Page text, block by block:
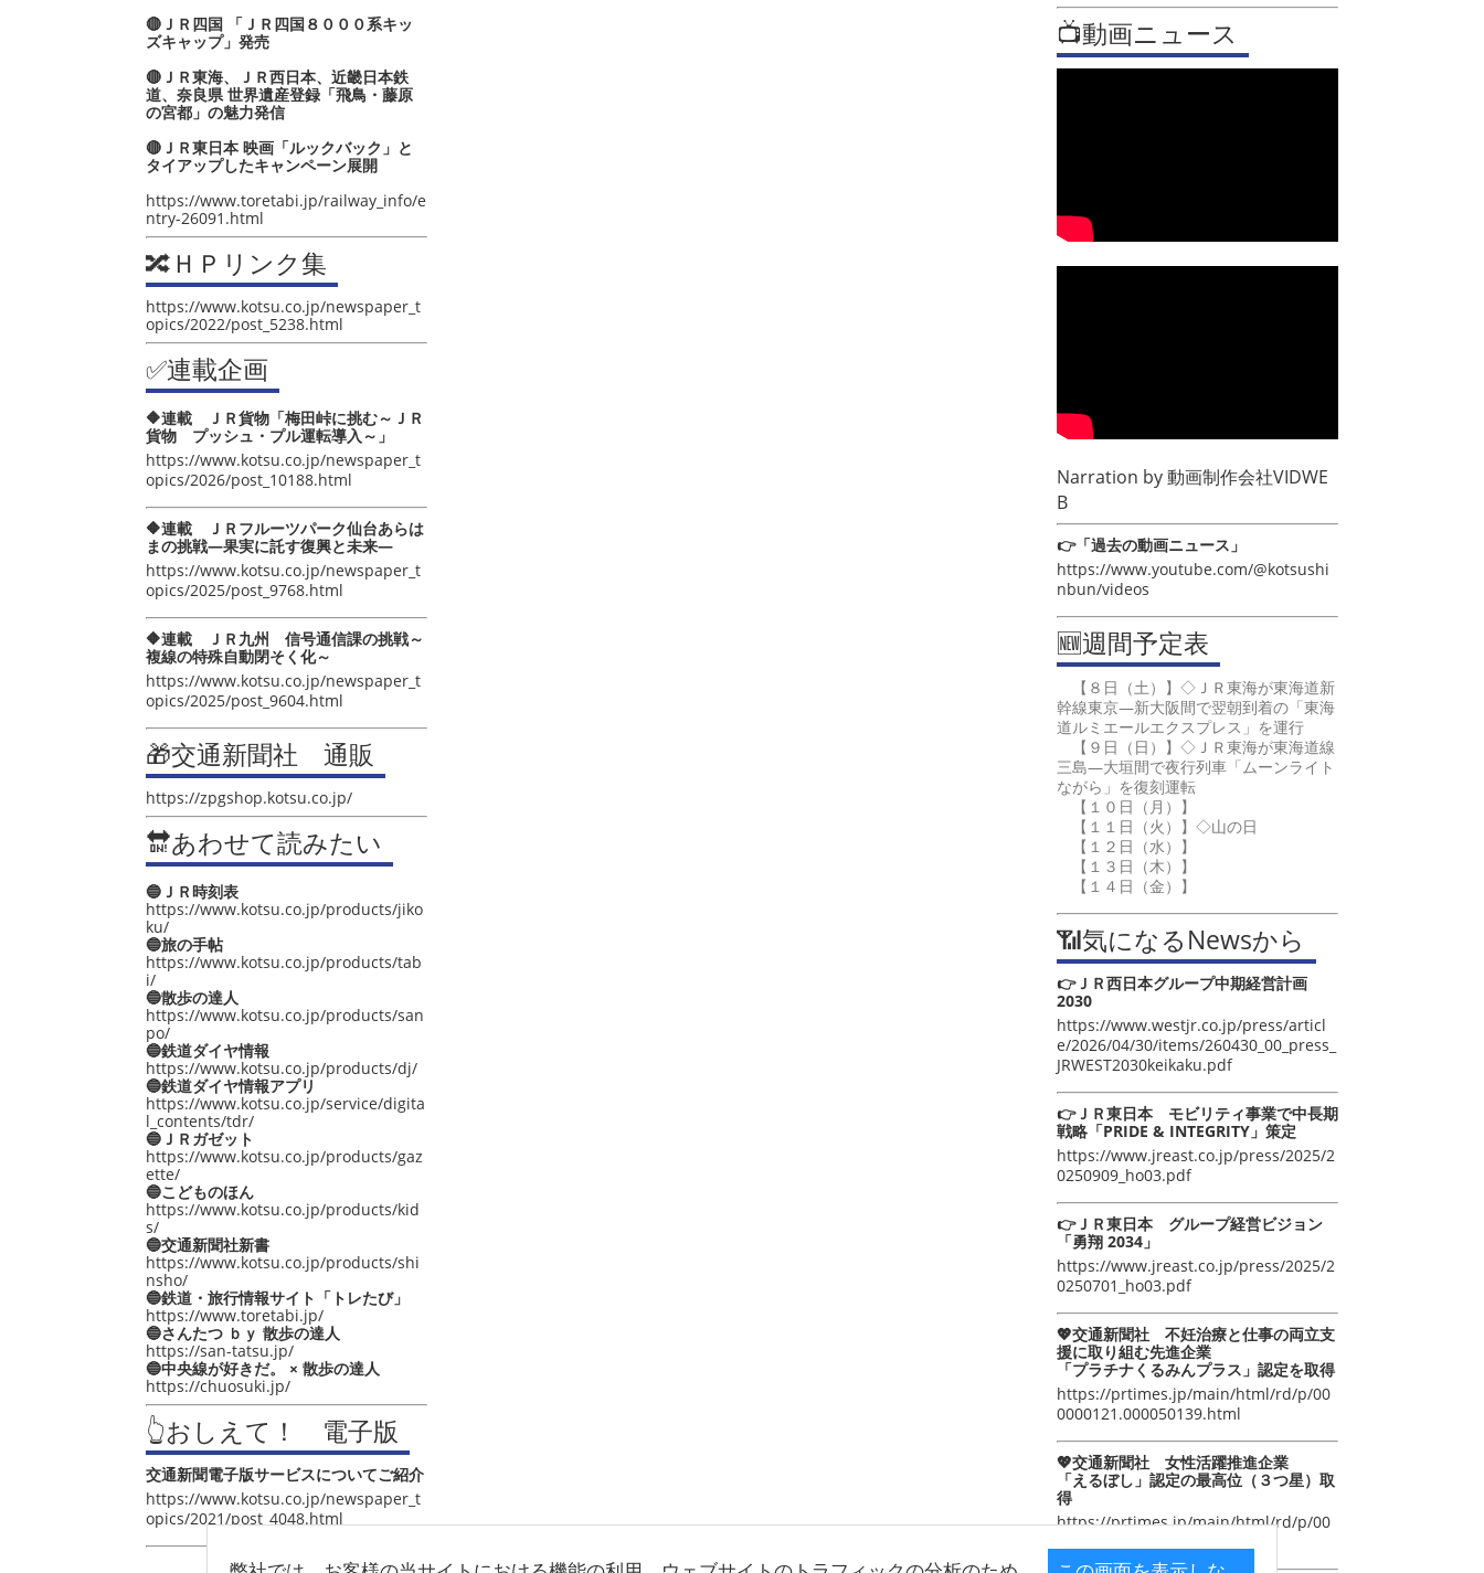
🔴ＪＲ四国 「ＪＲ四国８０００系キッ
ズキャップ」発売
🔴ＪＲ東海、ＪＲ西日本、近畿日本鉄
道、奈良県 世界遺産登録「飛鳥・藤原
の宮都」の魅力発信
🔴ＪＲ東日本 映画「ルックバック」と
タイアップしたキャンペーン展開
https://www.toretabi.jp/railway_info/e
ntry-26091.html
🔀ＨＰリンク集
https://www.kotsu.co.jp/newspaper_t
opics/2022/post_5238.html
✅連載企画
🔶連載 ＪＲ貨物「梅田峠に挑む～ＪＲ
貨物 プッシュ・プル運転導入～」
https://www.kotsu.co.jp/newspaper_t
opics/2026/post_10188.html
🔶連載 ＪＲフルーツパーク仙台あらは
まの挑戦―果実に託す復興と未来―
https://www.kotsu.co.jp/newspaper_t
opics/2025/post_9768.html
🔶連載 ＪＲ九州 信号通信課の挑戦～
複線の特殊自動閉そく化～
https://www.kotsu.co.jp/newspaper_t
opics/2025/post_9604.html
🎁交通新聞社 通販
https://zpgshop.kotsu.co.jp/
🔛あわせて読みたい
🔵ＪＲ時刻表
https://www.kotsu.co.jp/products/jiko
ku/
🔵旅の手帖
https://www.kotsu.co.jp/products/tab
i/
🔵散歩の達人
https://www.kotsu.co.jp/products/san
po/
🔵鉄道ダイヤ情報
https://www.kotsu.co.jp/products/dj/
🔵鉄道ダイヤ情報アプリ
https://www.kotsu.co.jp/service/digita
l_contents/tdr/
🔵ＪＲガゼット
https://www.kotsu.co.jp/products/gaz
ette/
🔵こどものほん
https://www.kotsu.co.jp/products/kid
s/
🔵交通新聞社新書
https://www.kotsu.co.jp/products/shi
nsho/
🔵鉄道・旅行情報サイト「トレたび」
https://www.toretabi.jp/
🔵さんたつ ｂｙ 散歩の達人
https://san-tatsu.jp/
🔵中央線が好きだ。 × 散歩の達人
https://chuosuki.jp/
👆おしえて！ 電子版
交通新聞電子版サービスについてご紹介
https://www.kotsu.co.jp/newspaper_t
opics/2021/post_4048.html
📺動画ニュース
Narration by動画制作会社VIDWE
B
👉「過去の動画ニュース」
https://www.youtube.com/@kotsushi
nbun/videos
🆕週間予定表
【８日（土）】◇ＪＲ東海が東海道新
幹線東京―新大阪間で翌朝到着の「東海
道ルミエールエクスプレス」を運行
【９日（日）】◇ＪＲ東海が東海道線
三島―大垣間で夜行列車「ムーンライト
ながら」を復刻運転
【１０日（月）】
【１１日（火）】◇山の日
【１２日（水）】
【１３日（木）】
【１４日（金）】
📶気になるNewsから
👉ＪＲ西日本グループ中期経営計画
2030
https://www.westjr.co.jp/press/articl
e/2026/04/30/items/260430_00_press_
JRWEST2030keikaku.pdf
👉ＪＲ東日本 モビリティ事業で中長期
戦略「PRIDE & INTEGRITY」策定
https://www.jreast.co.jp/press/2025/2
0250909_ho03.pdf
👉ＪＲ東日本 グループ経営ビジョン
「勇翔 2034」
https://www.jreast.co.jp/press/2025/2
0250701_ho03.pdf
💖交通新聞社 不妊治療と仕事の両立支
援に取り組む先進企業
「プラチナくるみんプラス」認定を取得
https://prtimes.jp/main/html/rd/p/00
0000121.000050139.html
💖交通新聞社 女性活躍推進企業
「えるぼし」認定の最高位（３つ星）取
得
https://prtimes.jp/main/html/rd/p/00